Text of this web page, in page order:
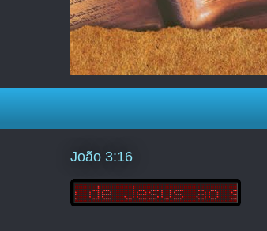
João 3:16